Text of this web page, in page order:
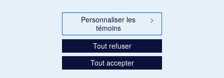
Personnaliser les
témoins
>
Tout refuser
Tout accepter